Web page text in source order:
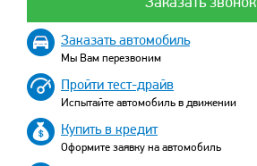
Заказать автомобиль
Мы Вам перезвоним
Пройти тест-драйв
Испытайте автомобиль в движении
Купить в кредит
Оформите заявку на автомобиль